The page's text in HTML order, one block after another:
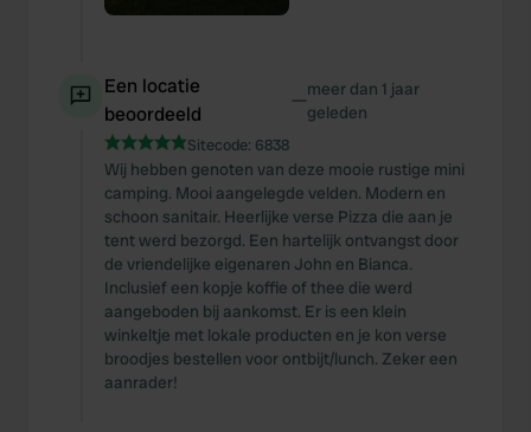
Een locatie
beoordeeld
—meer dan 1 jaar
geleden
Sitecode: 6838
Wij hebben genoten van deze mooie rustige mini
camping. Mooi aangelegde velden. Modern en
schoon sanitair. Heerlijke verse Pizza die aan je
tent werd bezorgd. Een hartelijk ontvangst door
de vriendelijke eigenaren John en Bianca.
Inclusief een kopje koffie of thee die werd
aangeboden bij aankomst. Er is een klein
winkeltje met lokale producten en je kon verse
broodjes bestellen voor ontbijt/lunch. Zeker een
aanrader!